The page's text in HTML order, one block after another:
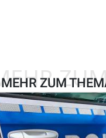
MEHR ZUM